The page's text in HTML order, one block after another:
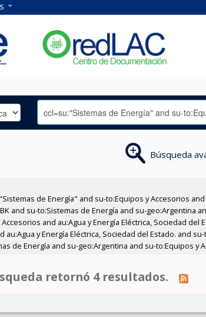
Búsqueda
de Energía" and su-to:Equipos y Accesorios
and su-to:Sistemas de Energía and su-geo:Argentina
and au:Agua y Energía Eléctrica, Sociedad
au:Agua y Energía Eléctrica, Sociedad del Estado. and
de Energía and su-geo:Argentina and su-to:Equipos y
retornó 4 resultados.